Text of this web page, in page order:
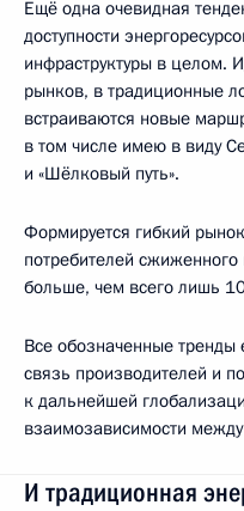
Ещё одна очевидная
доступности
инфраструктуры в целом.
рынков, в традиционные
встраиваются новые
в том числе имею в виду
и «Шёлковый путь».
Формируется гибкий
потребителей
больше, чем всего лишь
Все обозначенные тренды
связь производителей и
к дальнейшей
взаимозависимости
И традиционная